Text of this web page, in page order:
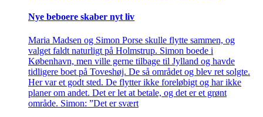
Nye beboere skaber nyt liv
Maria Madsen og Simon Porse skulle flytte sammen, og
valget faldt naturligt på Holmstrup. Simon boede i
København, men ville gerne tilbage til Jylland og havde
tidligere boet på Toveshøj. De så området og blev ret solgte.
Her var et godt sted. De flytter ikke foreløbigt og har ikke
planer om andet. Det er let at betale, og det er et grønt
område. Simon: ”Det er svært